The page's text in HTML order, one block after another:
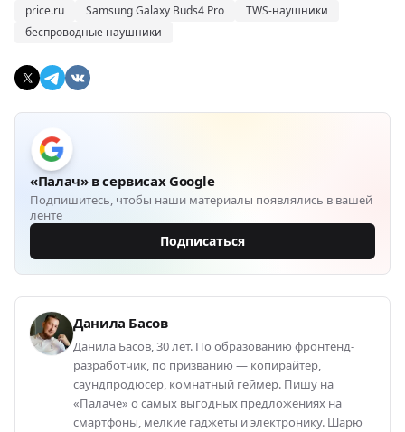
price.ru Samsung Galaxy Buds4 Pro
TWS-наушники
беспроводные наушники
«Палач» в сервисах Google
Подпишитесь, чтобы наши материалы появлялись в вашей
ленте
Подписаться
Данила Басов
Данила Басов, 30 лет. По образованию фронтенд-
разработчик, по призванию — копирайтер,
саундпродюсер, комнатный геймер. Пишу на
«Палаче» о самых выгодных предложениях на
смартфоны, мелкие гаджеты и электронику. Шарю